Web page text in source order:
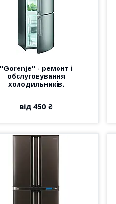
"Gorenje" - ремонт і
обслуговування
холодильників.
від 450 ₴